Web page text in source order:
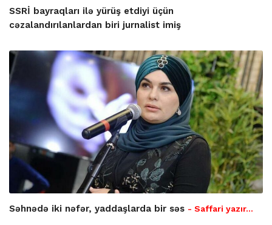
SSRİ bayraqları ilə yürüş etdiyi üçün
cəzalandırılanlardan biri jurnalist imiş
Səhnədə iki nəfər, yaddaşlarda bir səs - Saffari yazır…